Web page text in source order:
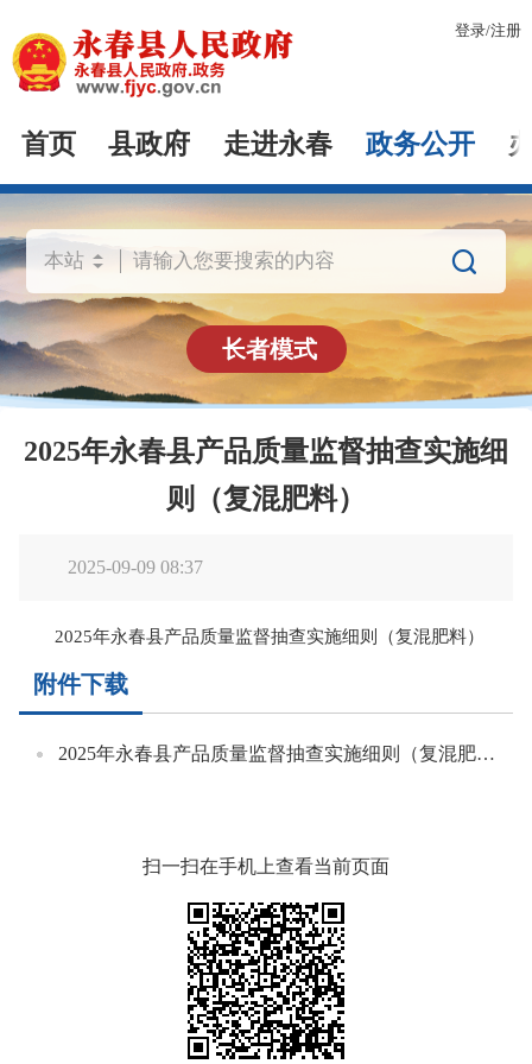
登录/注册
首页 县政府 走进永春 政务公开

长者模式
2025年永春县产品质量监督抽查实施细
则（复混肥料）
2025-09-09 08:37
2025年永春县产品质量监督抽查实施细则（复混肥料）
附件下载
2025年永春县产品质量监督抽查实施细则（复混肥料）.pdf
扫一扫在手机上查看当前页面